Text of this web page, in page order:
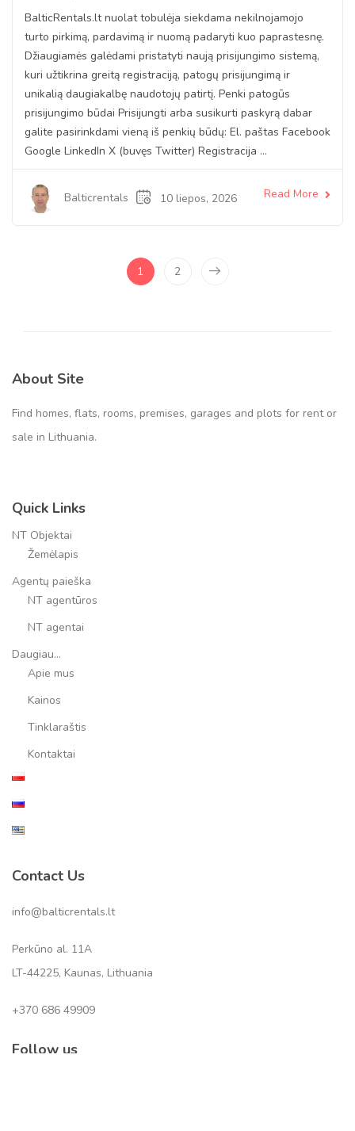
BalticRentals.lt nuolat tobulėja siekdama nekilnojamojo
turto pirkimą, pardavimą ir nuomą padaryti kuo paprastesnę.
Džiaugiamės galėdami pristatyti naują prisijungimo sistemą,
kuri užtikrina greitą registraciją, patogų prisijungimą ir
unikalią daugiakalbę naudotojų patirtį. Penki patogūs
prisijungimo būdai Prisijungti arba susikurti paskyrą dabar
galite pasirinkdami vieną iš penkių būdų: El. paštas Facebook
Google LinkedIn X (buvęs Twitter) Registracija ...
Balticrentals 10 liepos, 2026 Read More
1 2
About Site
Find homes, flats, rooms, premises, garages and plots for rent or
sale in Lithuania.
Quick Links
NT Objektai
Žemėlapis
Agentų paieška
NT agentūros
NT agentai
Daugiau…
Apie mus
Kainos
Tinklaraštis
Kontaktai
Contact Us
info@balticrentals.lt
Perkūno al. 11A
LT-44225, Kaunas, Lithuania
+370 686 49909
Follow us